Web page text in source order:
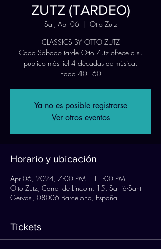
ZUTZ (TARDEO)
Sat, Apr 06
  |
Otto Zutz
CLASSICS BY OTTO ZUTZ
Cada Sábado tarde Otto Zutz ofrece a su
publico más fiel 4 décadas de música.
Edad 40 - 60
Ya no es posible registrarse
Ver otros eventos
Horario y ubicación
Apr 06, 2024, 7:00 PM – 11:00 PM
Otto Zutz, Carrer de Lincoln, 15, Sarrià-Sant
Gervasi, 08006 Barcelona, España
Tickets